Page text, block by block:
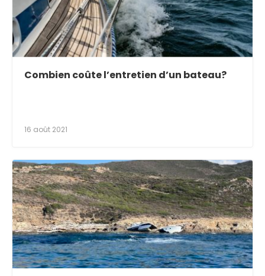
Combien coûte l’entretien d’un bateau?
16 août 2021